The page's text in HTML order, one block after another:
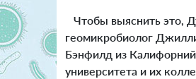
Чтобы выяснить это,
геомикробиолог
Бэнфилд из
университета и их